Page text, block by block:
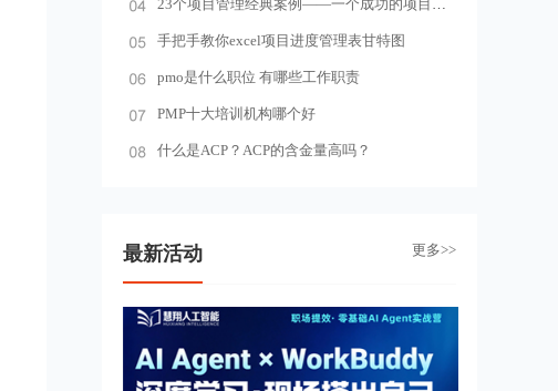
23个项目管理经典案例——一个成功的项目管理
手把手教你excel项目进度管理表甘特图
pmo是什么职位 有哪些工作职责
PMP十大培训机构哪个好
什么是ACP？ACP的含金量高吗？
最新活动 更多>>